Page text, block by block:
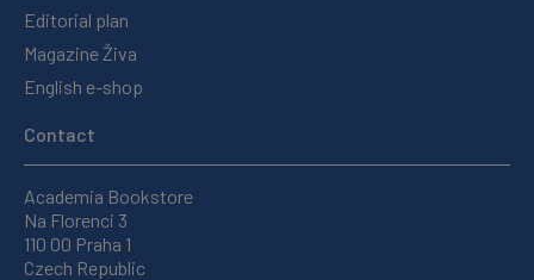
Editorial plan
Magazine Živa
English e-shop
Contact
Academia Bookstore
Na Florenci 3
110 00 Praha 1
Czech Republic